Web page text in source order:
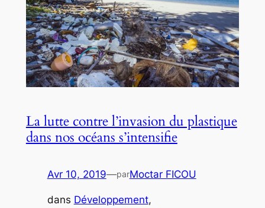
La lutte contre l’invasion du plastique
dans nos océans s’intensifie
Avr 10, 2019—parMoctar FICOU
dans Développement